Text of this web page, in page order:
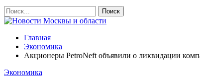
Главная
Экономика
Акционеры PetroNeft объявили о ликвидации
Экономика